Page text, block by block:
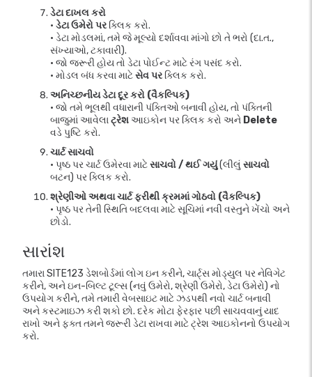
ડેટા દાખલ કરો
• ડેટા ઉમેરો પરક્લિક કરો.
• ડેટા મોડલમાં, તમે જે મૂલ્યો દર્શાવવા માંગો છો તે ભરો (દા.ત.,
સંખ્યાઓ, ટકાવારી).
• જો જરૂરી હોય તો ડેટા પોઈન્ટ માટે રંગ પસંદ કરો.
• મોડલ બંધ કરવા માટેસેવ પરક્લિક કરો.
અનિચ્છનીય ડેટા દૂર કરો (વૈકલ્પિક)
• જો તમે ભૂલથી વધારાની પંક્તિઓ બનાવી હોય, તો પંક્તિની
બાજુમાં આવેલાટ્રેશઆઇકોન પર ક્લિક કરો અને Delete
વડે પુષ્ટિ કરો.
ચાર્ટ સાચવો
• પૃષ્ઠ પર ચાર્ટ ઉમેરવા માટેસાચવો / થઈ ગયું(લીલું સાચવો
બટન) પર ક્લિક કરો.
શ્રેણીઓ અથવા ચાર્ટ ફરીથી ક્રમમાં ગોઠવો (વૈકલ્પિક)
• પૃષ્ઠ પર તેની સ્થિતિ બદલવા માટે સૂચિમાં નવી વસ્તુને ખેંચો અને
છોડો.
સારાંશ
તમારા SITE123 ડેશબોર્ડમાં લોગ ઇન કરીને, ચાર્ટ્સ મોડ્યુલ પર નેવિગેટ
કરીને, અને ઇન-બિલ્ટ ટૂલ્સ (નવું ઉમેરો, શ્રેણી ઉમેરો, ડેટા ઉમેરો) નો
ઉપયોગ કરીને, તમે તમારી વેબસાઇટ માટે ઝડપથી નવો ચાર્ટ બનાવી
અને કસ્ટમાઇઝ કરી શકો છો. દરેક મોટા ફેરફાર પછી સાચવવાનું યાદ
રાખો અને ફક્ત તમને જરૂરી ડેટા રાખવા માટે ટ્રેશ આઇકોનનો ઉપયોગ
કરો.